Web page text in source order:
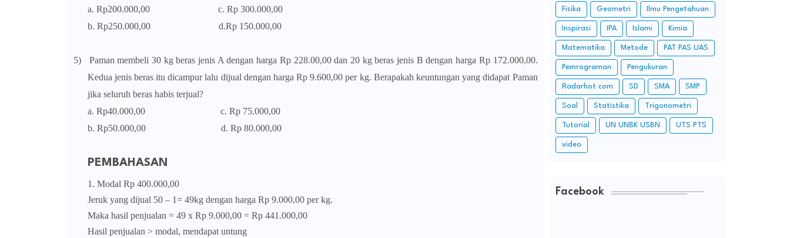
a. Rp200.000,00 c. Rp 300.000,00
b. Rp250.000,00 d.Rp 150.000,00
5)
Paman membeli 30 kg beras jenis A dengan harga Rp 228.00,00 dan 20 kg beras jenis B dengan harga Rp 172.000,00.
Kedua jenis beras itu dicampur lalu dijual dengan harga Rp 9.600,00 per kg. Berapakah keuntungan yang didapat Paman
jika seluruh beras habis terjual?
a. Rp40.000,00 c. Rp 75.000,00
b. Rp50.000,00 d. Rp 80.000,00
PEMBAHASAN
1. Modal Rp 400.000,00
Jeruk yang dijual 50 – 1= 49kg dengan harga Rp 9.000,00 per kg.
Maka hasil penjualan = 49 x Rp 9.000,00 = Rp 441.000,00
Hasil penjualan > modal, mendapat untung
Fisika Geometri Ilmu Pengetahuan
Inspirasi IPA Islami Kimia
Matematika Metode PAT PAS UAS
Pemrograman Pengukuran
Radarhot com SD SMA SMP
Soal Statistika Trigonometri
Tutorial UN UNBK USBN UTS PTS
video
Facebook